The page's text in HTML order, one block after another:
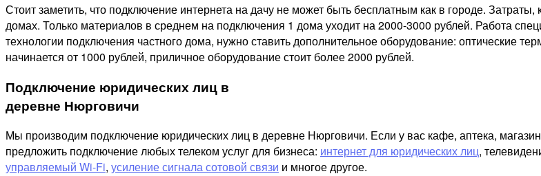
Стоит заметить, что подключение интернета на дачу не может быть бесплатным как в городе.
домах. Только материалов в среднем на подключения 1 дома уходит на 2000-3000 рублей. Работа
технологии подключения частного дома, нужно ставить дополнительное оборудование: оптические
начинается от 1000 рублей, приличное оборудование стоит более 2000 рублей.
Подключение юридических лиц в
деревне Нюрговичи
Мы производим подключение юридических лиц в деревне Нюрговичи. Если у вас кафе, аптека,
предложить подключение любых телеком услуг для бизнеса: интернет для юридических лиц,
управляемый Wi-Fi, усиление сигнала сотовой связи и многое другое.